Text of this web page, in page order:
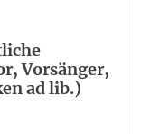
Vorsänger,
ad lib.)